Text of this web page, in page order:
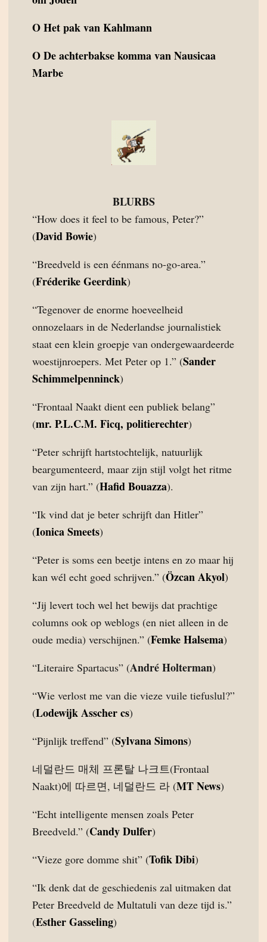
OHet pak van Kahlmann
ODe achterbakse komma van Nausicaa
Marbe
BLURBS
“How does it feel to be famous, Peter?”
(David Bowie)
“Breedveld is een éénmans no-go-area.”
(Fréderike Geerdink)
“Tegenover de enorme hoeveelheid
onnozelaars in de Nederlandse journalistiek
staat een klein groepje van ondergewaardeerde
woestijnroepers. Met Peter op 1.” (Sander
Schimmelpenninck)
“Frontaal Naakt dient een publiek belang”
(mr. P.L.C.M. Ficq, politierechter)
“Peter schrijft hartstochtelijk, natuurlijk
beargumenteerd, maar zijn stijl volgt het ritme
van zijn hart.” (Hafid Bouazza).
“Ik vind dat je beter schrijft dan Hitler”
(Ionica Smeets)
“Peter is soms een beetje intens en zo maar hij
kan wél echt goed schrijven.” (Özcan Akyol)
“Jij levert toch wel het bewijs dat prachtige
columns ook op weblogs (en niet alleen in de
oude media) verschijnen.” (Femke Halsema)
“Literaire Spartacus” (André Holterman)
“Wie verlost me van die vieze vuile tiefuslul?”
(Lodewijk Asscher cs)
“Pijnlijk treffend” (Sylvana Simons)
네덜란드 매체 프론탈 나크트(Frontaal
Naakt)에 따르면, 네덜란드 라 (MT News)
“Echt intelligente mensen zoals Peter
Breedveld.” (Candy Dulfer)
“Vieze gore domme shit” (Tofik Dibi)
“Ik denk dat de geschiedenis zal uitmaken dat
Peter Breedveld de Multatuli van deze tijd is.”
(Esther Gasseling)